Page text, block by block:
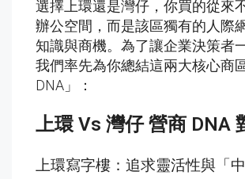
選擇上環還是灣仔，你買的從來
辦公空間，而是該區獨有的人際
知識與商機。為了讓企業決策者
我們率先為你總結這兩大核心商
DNA」：
上環 Vs 灣仔 營商 DNA
上環寫字樓：追求靈活性與「中